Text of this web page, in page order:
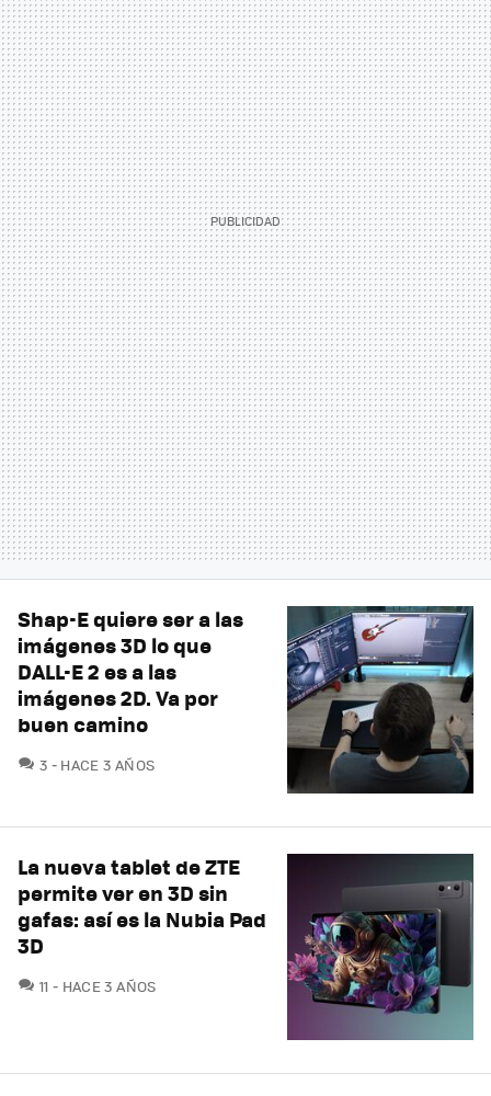
Shap-E quiere ser a las
imágenes 3D lo que
DALL-E 2 es a las
imágenes 2D. Va por
buen camino
3 COMENTARIOS
HACE 3 AÑOS
La nueva tablet de ZTE
permite ver en 3D sin
gafas: así es la Nubia Pad
3D
11 COMENTARIOS
HACE 3 AÑOS